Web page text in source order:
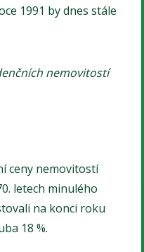
1991 by dnes stále
nemovitostí
ceny nemovitostí
letech minulého
na konci roku
18 %.